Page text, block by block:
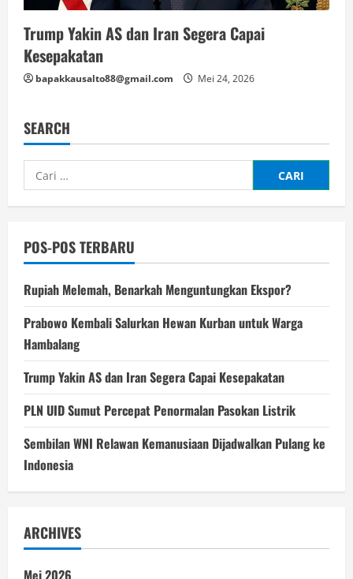
Trump Yakin AS dan Iran Segera Capai
Kesepakatan
bapakkausalto88@gmail.com Mei 24, 2026
SEARCH
Cari
untuk:
POS-POS TERBARU
Rupiah Melemah, Benarkah Menguntungkan Ekspor?
Prabowo Kembali Salurkan Hewan Kurban untuk Warga
Hambalang
Trump Yakin AS dan Iran Segera Capai Kesepakatan
PLN UID Sumut Percepat Penormalan Pasokan Listrik
Sembilan WNI Relawan Kemanusiaan Dijadwalkan Pulang ke
Indonesia
ARCHIVES